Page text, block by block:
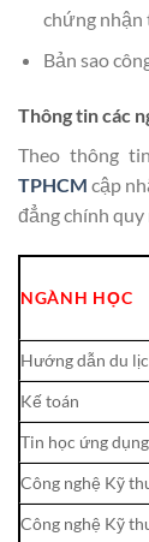
chứng
Bản sao
Thông tin các
Theo thông tin
TPHCM cập
đẳng chính quy
NGÀNH HỌC
Hướng dẫn du
Kế toán
Tin học ứng dụng
Công nghệ Kỹ
Công nghệ Kỹ